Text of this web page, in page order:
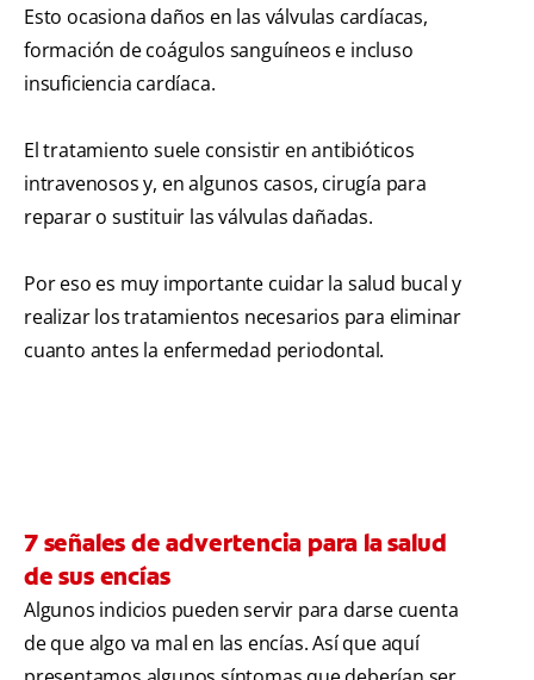
Esto ocasiona daños en las válvulas cardíacas,
formación de coágulos sanguíneos e incluso
insuficiencia cardíaca.
El tratamiento suele consistir en antibióticos
intravenosos y, en algunos casos, cirugía para
reparar o sustituir las válvulas dañadas.
Por eso es muy importante cuidar la salud bucal y
realizar los tratamientos necesarios para eliminar
cuanto antes la enfermedad periodontal.
7 señales de advertencia para la salud
de sus encías
Algunos indicios pueden servir para darse cuenta
de que algo va mal en las encías. Así que aquí